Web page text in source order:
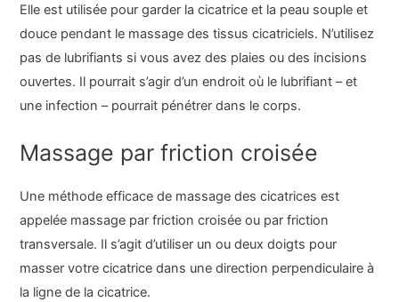
Elle est utilisée pour garder la cicatrice et la peau souple et
douce pendant le massage des tissus cicatriciels. N’utilisez
pas de lubrifiants si vous avez des plaies ou des incisions
ouvertes. Il pourrait s’agir d’un endroit où le lubrifiant – et
une infection – pourrait pénétrer dans le corps.
Massage par friction croisée
Une méthode efficace de massage des cicatrices est
appelée massage par friction croisée ou par friction
transversale. Il s’agit d’utiliser un ou deux doigts pour
masser votre cicatrice dans une direction perpendiculaire à
la ligne de la cicatrice.